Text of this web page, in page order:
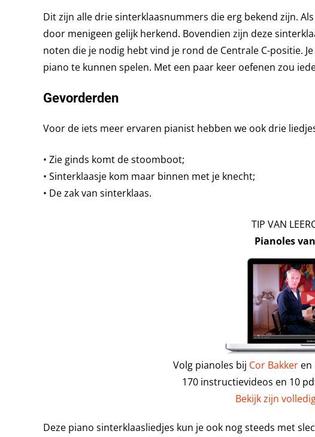
Dit zijn alle drie sinterklaasnummers die erg bekend zijn.
door menigeen gelijk herkend. Bovendien zijn deze
noten die je nodig hebt vind je rond de Centrale C-positie.
piano te kunnen spelen. Met een paar keer oefenen zou
Gevorderden
Voor de iets meer ervaren pianist hebben we ook drie
• Zie ginds komt de stoomboot;
• Sinterklaasje kom maar binnen met je knecht;
• De zak van sinterklaas.
TIP VAN
Pianoles
Volg pianoles bij Cor Bakkeren
170 instructievideos en 10
Bekijk zijn
Deze piano sinterklaasliedjes kun je ook nog steeds met